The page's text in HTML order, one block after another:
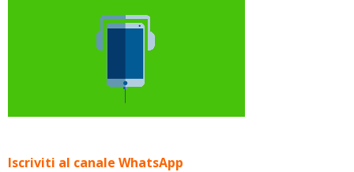
Iscriviti al canale WhatsApp